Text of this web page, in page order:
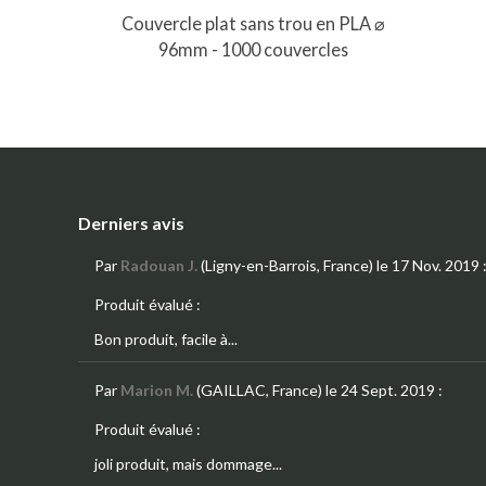
Couvercle plat sans trou en PLA ⌀
96mm - 1000 couvercles
Derniers avis
Par Radouan J.(Ligny-en-Barrois, France) le 17 Nov. 2019 :
Produit évalué :
Bon produit, facile à...
Par Marion M.(GAILLAC, France) le 24 Sept. 2019 :
Produit évalué :
joli produit, mais dommage...